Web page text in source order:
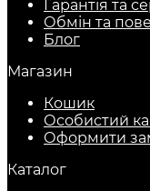
Гарантія та
Обмін та
Блог
Магазин
Кошик
Особистий
Оформити
Каталог